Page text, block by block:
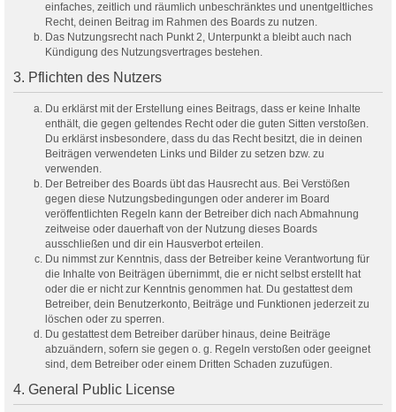
einfaches, zeitlich und räumlich unbeschränktes und unentgeltliches
Recht, deinen Beitrag im Rahmen des Boards zu nutzen.
Das Nutzungsrecht nach Punkt 2, Unterpunkt a bleibt auch nach
Kündigung des Nutzungsvertrages bestehen.
3. Pflichten des Nutzers
Du erklärst mit der Erstellung eines Beitrags, dass er keine Inhalte
enthält, die gegen geltendes Recht oder die guten Sitten verstoßen.
Du erklärst insbesondere, dass du das Recht besitzt, die in deinen
Beiträgen verwendeten Links und Bilder zu setzen bzw. zu
verwenden.
Der Betreiber des Boards übt das Hausrecht aus. Bei Verstößen
gegen diese Nutzungsbedingungen oder anderer im Board
veröffentlichten Regeln kann der Betreiber dich nach Abmahnung
zeitweise oder dauerhaft von der Nutzung dieses Boards
ausschließen und dir ein Hausverbot erteilen.
Du nimmst zur Kenntnis, dass der Betreiber keine Verantwortung für
die Inhalte von Beiträgen übernimmt, die er nicht selbst erstellt hat
oder die er nicht zur Kenntnis genommen hat. Du gestattest dem
Betreiber, dein Benutzerkonto, Beiträge und Funktionen jederzeit zu
löschen oder zu sperren.
Du gestattest dem Betreiber darüber hinaus, deine Beiträge
abzuändern, sofern sie gegen o. g. Regeln verstoßen oder geeignet
sind, dem Betreiber oder einem Dritten Schaden zuzufügen.
4. General Public License